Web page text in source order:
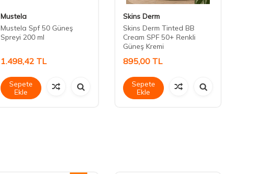
Mustela
Mustela Spf 50 Güneş
Spreyi 200 ml
1.498,42 TL
Sepete
Ekle
Skins Derm
Skins Derm Tinted BB
Cream SPF 50+ Renkli
Güneş Kremi
895,00 TL
Sepete
Ekle